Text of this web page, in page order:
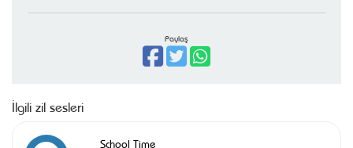
Paylaş
İlgili zil sesleri
School Time